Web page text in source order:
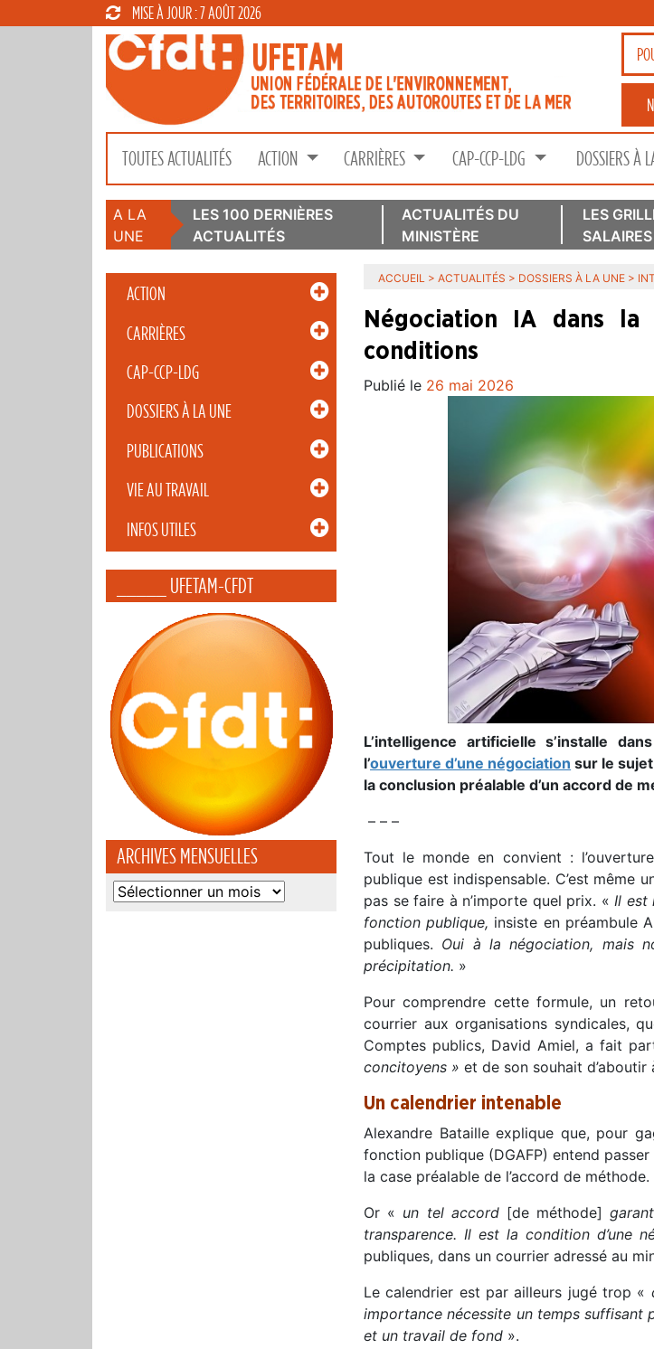
MISE À JOUR : 7 AOÛT 2026
TOUTES ACTUALITÉS ACTION CARRIÈRES CAP-CCP-LDG DOSSIERS À
A LA
UNE
LES 100 DERNIÈRES
ACTUALITÉS
ACTUALITÉS DU
MINISTÈRE
LES
SALAIRES
ACTION
CARRIÈRES
CAP-CCP-LDG
DOSSIERS À LA UNE
PUBLICATIONS
VIE AU TRAVAIL
INFOS UTILES
_____ UFETAM-CFDT
ARCHIVES MENSUELLES
Archives
ACCUEIL > ACTUALITÉS > DOSSIERS À LA UNE >
Négociation IA dans
conditions
Publié le 26 mai 2026
L’intelligence artificielle s’installe
l’ouverture d’une négociation sur le
la conclusion préalable d’un accord de
– – –
Tout le monde en convient :
publique est indispensable. C’est même
pas se faire à n’importe quel prix. « Il est
fonction publique, insiste en préambule
publiques. Oui à la négociation, mais
précipitation. »
Pour comprendre cette formule, un
courrier aux organisations syndicales,
Comptes publics, David Amiel, a fait
concitoyens » et de son souhait d’aboutir
Un calendrier intenable
Alexandre Bataille explique que, pour
fonction publique (DGAFP) entend
la case préalable de l’accord de méthode.
Or « un tel accord [de méthode]
transparence. Il est la condition d’une
publiques, dans un courrier adressé au
Le calendrier est par ailleurs jugé trop «
importance nécessite un temps
et un travail de fond ».